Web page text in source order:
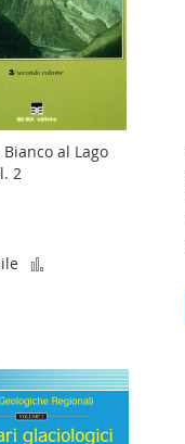
al Lago
2